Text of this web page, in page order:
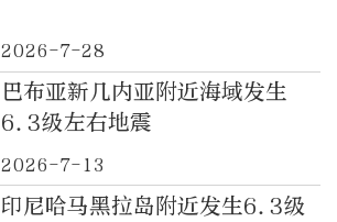
2026-7-28
巴布亚新几内亚附近海域发生
6.3级左右地震
2026-7-13
印尼哈马黑拉岛附近发生6.3级